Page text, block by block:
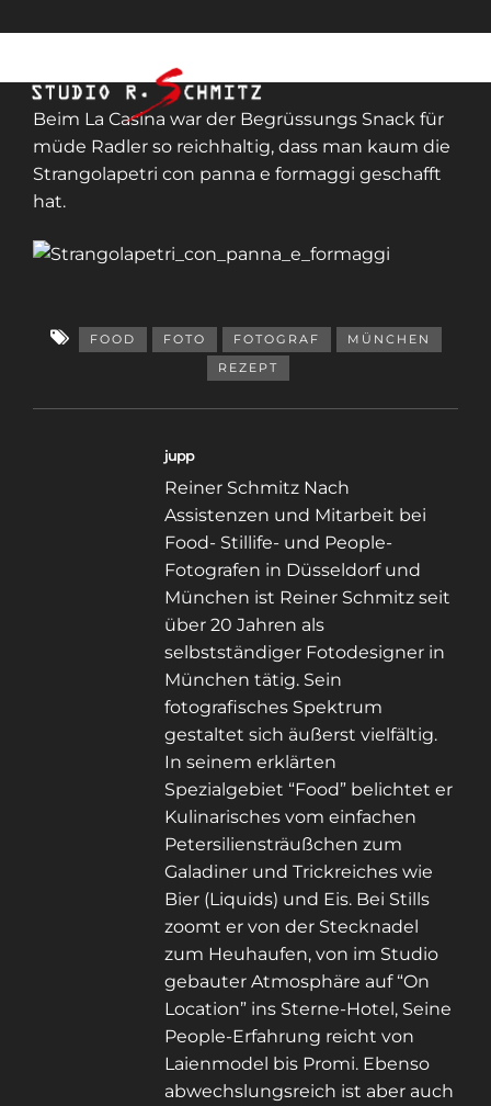
Beim La Casina war der Begrüssungs Snack für
müde Radler so reichhaltig, dass man kaum die
Strangolapetri con panna e formaggi geschafft
hat.
FOOD FOTO FOTOGRAF
MÜNCHEN
REZEPT
jupp
Reiner Schmitz Nach
Assistenzen und Mitarbeit bei
Food- Stillife- und People-
Fotografen in Düsseldorf und
München ist Reiner Schmitz seit
über 20 Jahren als
selbstständiger Fotodesigner in
München tätig. Sein
fotografisches Spektrum
gestaltet sich äußerst vielfältig.
In seinem erklärten
Spezialgebiet “Food” belichtet er
Kulinarisches vom einfachen
Petersiliensträußchen zum
Galadiner und Trickreiches wie
Bier (Liquids) und Eis. Bei Stills
zoomt er von der Stecknadel
zum Heuhaufen, von im Studio
gebauter Atmosphäre auf “On
Location” ins Sterne-Hotel, Seine
People-Erfahrung reicht von
Laienmodel bis Promi. Ebenso
abwechslungsreich ist aber auch